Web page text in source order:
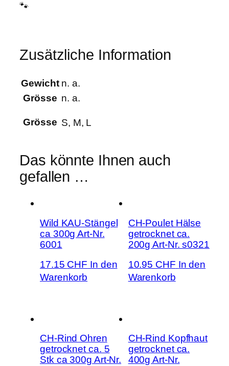
🐾
Zusätzliche Information
Gewicht n. a.
Grösse n. a.
Grösse S, M, L
Das könnte Ihnen auch
gefallen …
Wild KAU-Stängel
ca 300g Art-Nr.
6001
17.15 CHF In den
Warenkorb
CH-Poulet Hälse
getrocknet ca.
200g Art-Nr. s0321
10.95 CHF In den
Warenkorb
CH-Rind Ohren
getrocknet ca. 5
Stk ca 300g Art-Nr.
CH-Rind Kopfhaut
getrocknet ca.
400g Art-Nr.